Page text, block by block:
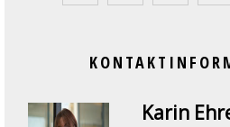
Karin